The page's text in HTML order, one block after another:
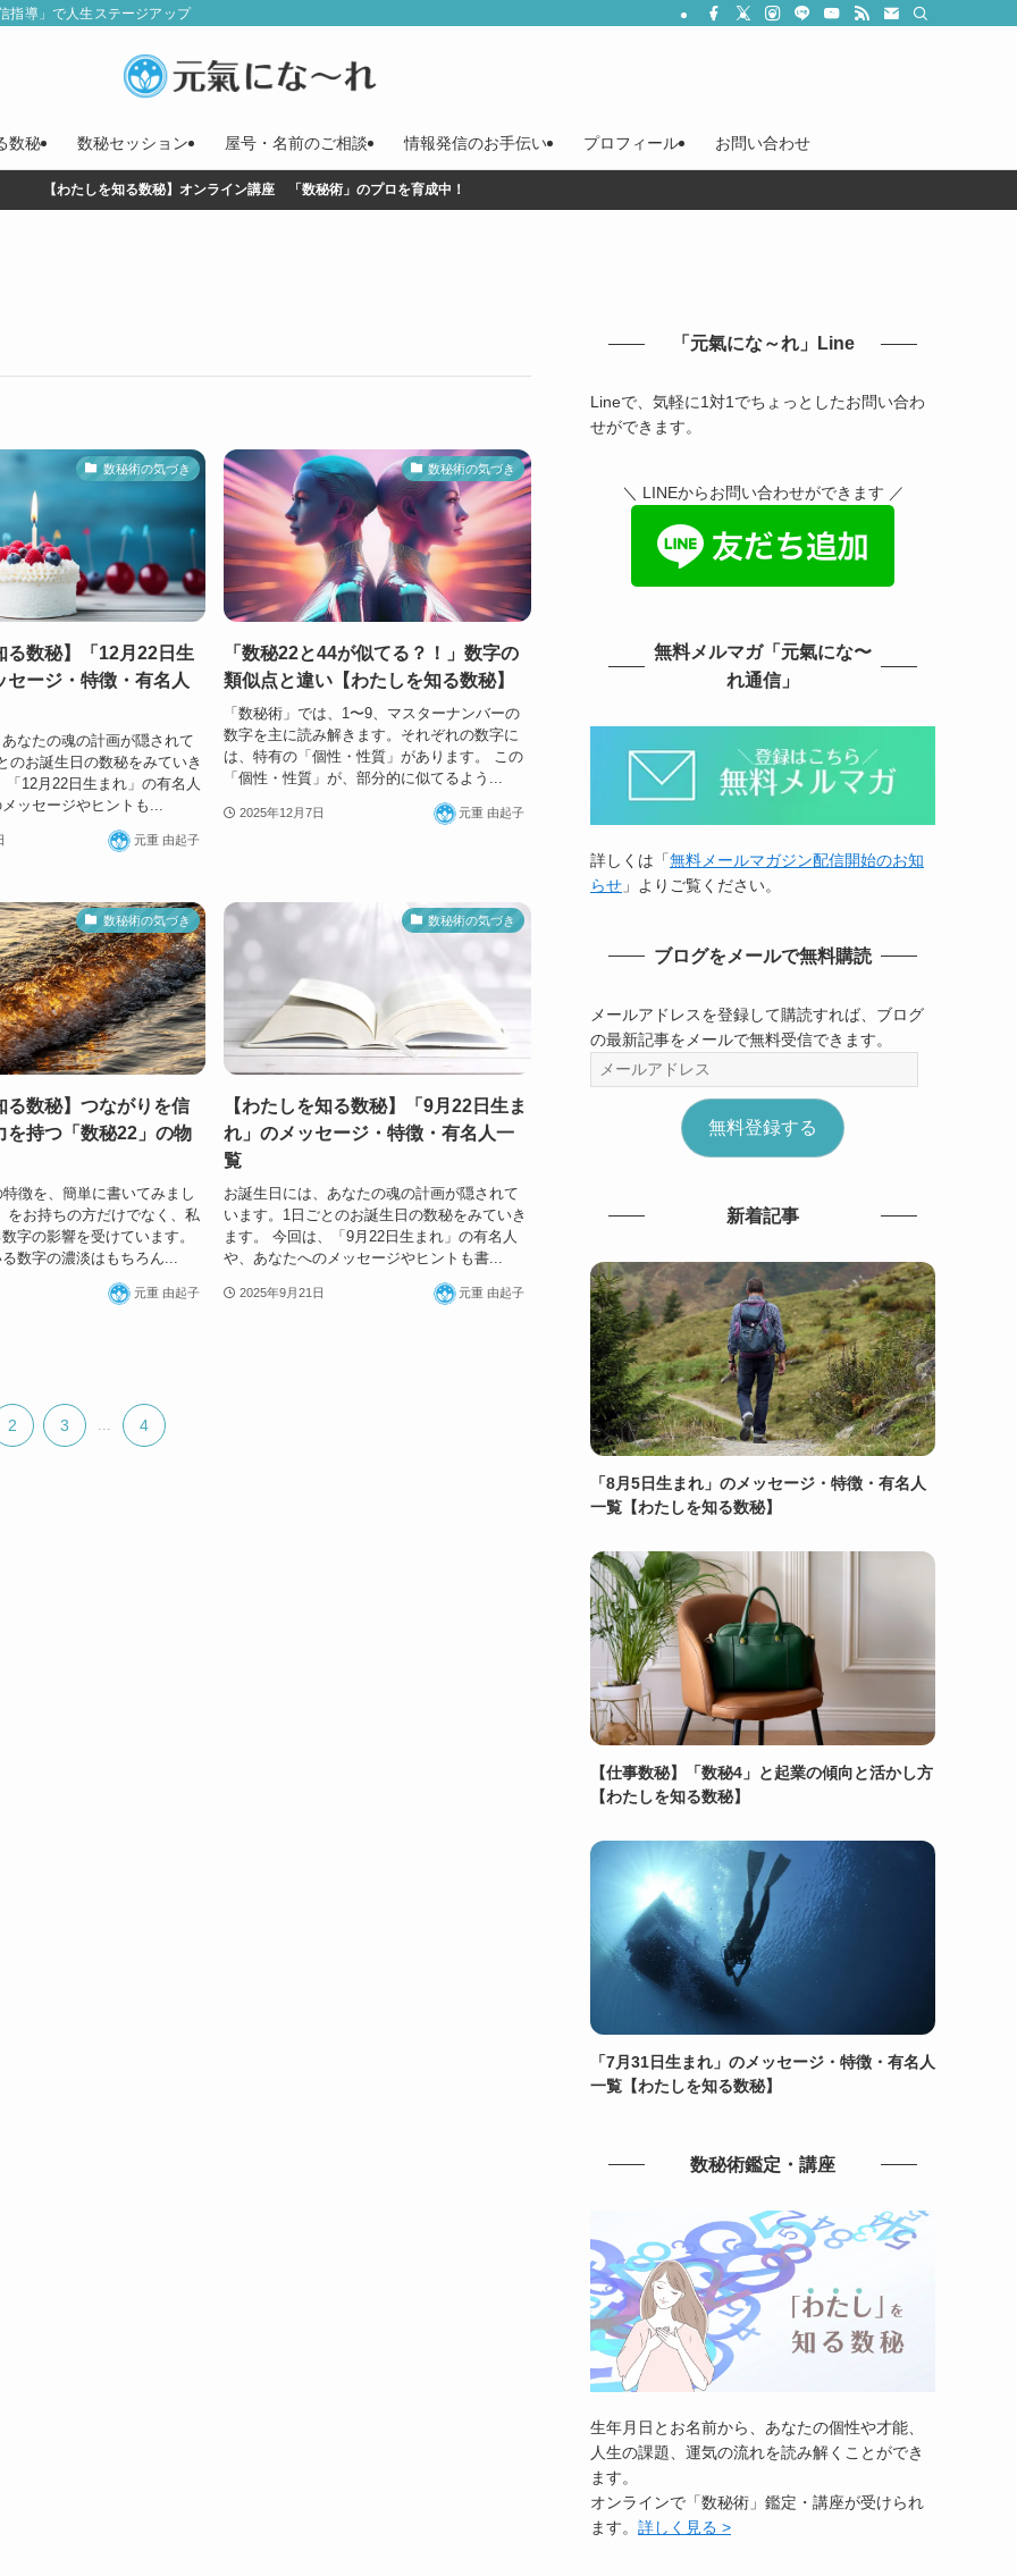
指導」で人生ステージアップ
数秘 数秘セッション 屋号・名前のご相談 情報発信のお手伝い プロフィール お問い合わせ
【わたしを知る数秘】オンライン講座 「数秘術」のプロを育成中！
数秘術の気づき
る数秘】「12月22日生
セージ・特徴・有名人
なたの魂の計画が隠されて
のお誕生日の数秘をみていき
12月22日生まれ」の有名人
ッセージやヒントも...
元重 由起子
数秘術の気づき
「数秘22と44が似てる？！」数字の
類似点と違い【わたしを知る数秘】
「数秘術」では、1〜9、マスターナンバーの
数字を主に読み解きます。それぞれの数字に
は、特有の「個性・性質」があります。 この
「個性・性質」が、部分的に似てるよう...
2025年12月7日 元重 由起子
数秘術の気づき
る数秘】つながりを信
を持つ「数秘22」の物
徴を、簡単に書いてみまし
をお持ちの方だけでなく、私
字の影響を受けています。
数字の濃淡はもちろん...
元重 由起子
数秘術の気づき
【わたしを知る数秘】「9月22日生ま
れ」のメッセージ・特徴・有名人一
覧
お誕生日には、あなたの魂の計画が隠されて
います。1日ごとのお誕生日の数秘をみていき
ます。 今回は、「9月22日生まれ」の有名人
や、あなたへのメッセージやヒントも書...
2025年9月21日 元重 由起子
2 3 4
「元氣にな～れ」Line
Lineで、気軽に1対1でちょっとしたお問い合わ
せができます。
＼ LINEからお問い合わせができます ／
無料メルマガ「元氣にな〜
れ通信」
詳しくは「無料メールマガジン配信開始のお知
らせ 」よりご覧ください。
ブログをメールで無料購読
メールアドレスを登録して購読すれば、ブログ
の最新記事をメールで無料受信できます。
ー
無料登録する
新着記事
「8月5日生まれ」のメッセージ・特徴・有名人
一覧【わたしを知る数秘】
【仕事数秘】「数秘4」と起業の傾向と活かし方
【わたしを知る数秘】
「7月31日生まれ」のメッセージ・特徴・有名人
一覧【わたしを知る数秘】
数秘術鑑定・講座
生年月日とお名前から、あなたの個性や才能、
人生の課題、運気の流れを読み解くことができ
ます。
オンラインで「数秘術」鑑定・講座が受けられ
ます。 詳しく見る >